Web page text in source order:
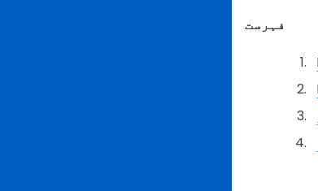
فہرست